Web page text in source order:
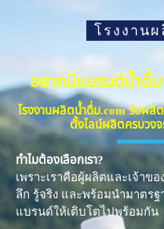
โรงงาน
อยากมีแบรนด์น้ำดื่ม
โรงงานผลิตน้ำดื่ม.com รับผ
ตั้งไลน์ผลิตครบวงจ
ทำไมต้องเลือกเรา?
เพราะเราคือผู้ผลิตและเจ้าข
ลึก รู้จริง และพร้อมนำมาตรฐ
แบรนด์ให้เติบโตไปพร้อมกัน